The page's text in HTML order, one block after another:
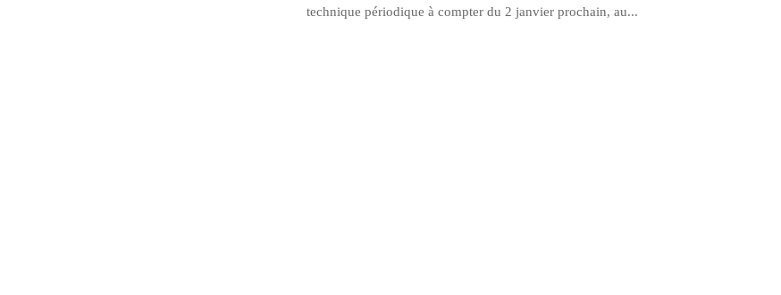
technique périodique à compter du 2 janvier prochain, au...